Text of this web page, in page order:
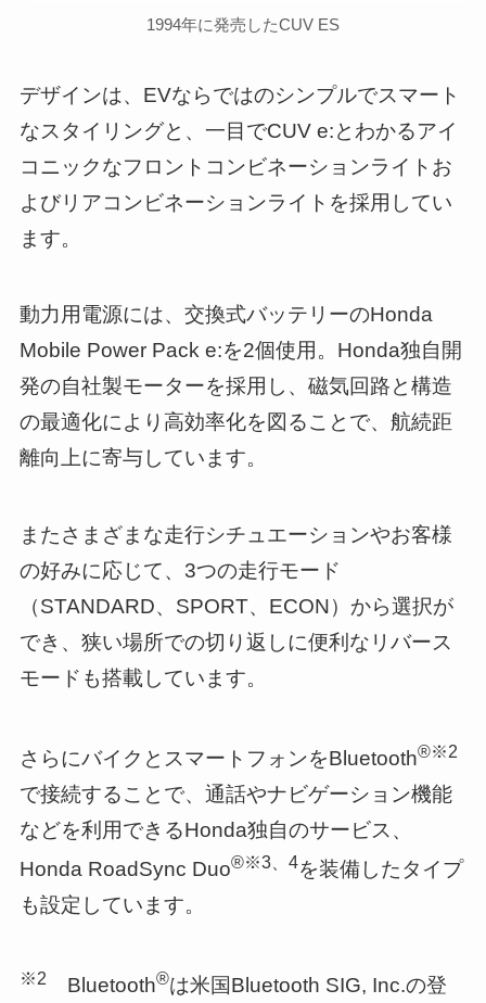
1994年に発売したCUV ES
デザインは、EVならではのシンプルでスマート
なスタイリングと、一目でCUV e:とわかるアイ
コニックなフロントコンビネーションライトお
よびリアコンビネーションライトを採用してい
ます。
動⼒⽤電源には、交換式バッテリーのHonda
Mobile Power Pack e:を2個使⽤。Honda独自開
発の自社製モーターを採⽤し、磁気回路と構造
の最適化により高効率化を図ることで、航続距
離向上に寄与しています。
またさまざまな走行シチュエーションやお客様
の好みに応じて、3つの走行モード
（STANDARD、SPORT、ECON）から選択が
でき、狭い場所での切り返しに便利なリバース
モードも搭載しています。
さらにバイクとスマートフォンをBluetooth®※2
で接続することで、通話やナビゲーション機能
などを利用できるHonda独自のサービス、
Honda RoadSync Duo®※3、4を装備したタイプ
も設定しています。
※2 Bluetooth®は米国Bluetooth SIG, Inc.の登